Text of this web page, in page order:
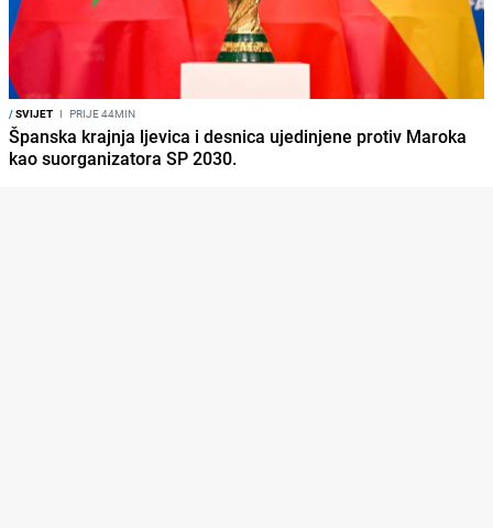
/SVIJET I PRIJE 44MIN
Španska krajnja ljevica i desnica ujedinjene protiv Maroka
kao suorganizatora SP 2030.